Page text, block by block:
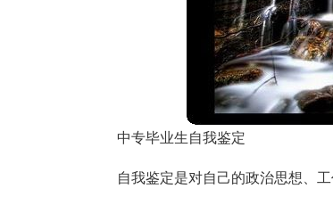
中专毕业生自我鉴定
自我鉴定是对自己的政治思想、